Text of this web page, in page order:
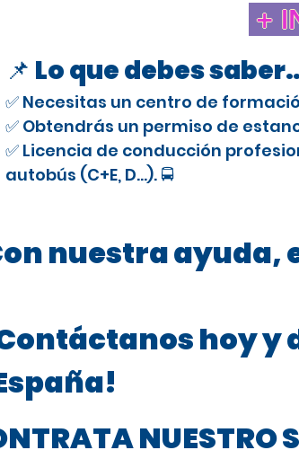
+
📌 Lo que debes
✅ Necesitas un centro de
✅ Obtendrás un permiso de
✅ Licencia de conducción
autobús (C+E, D…). 🚍
nuestra
hoy
NUESTRO